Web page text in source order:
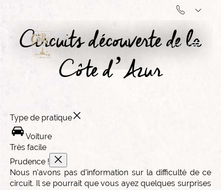
MENU
Circuits découverte de la
Côte d’Azur
Type de pratique
Voiture
Très facile
Prudence !
Nous n'avons pas d'information sur la difficulté de ce
circuit. Il se pourrait que vous ayez quelques surprises